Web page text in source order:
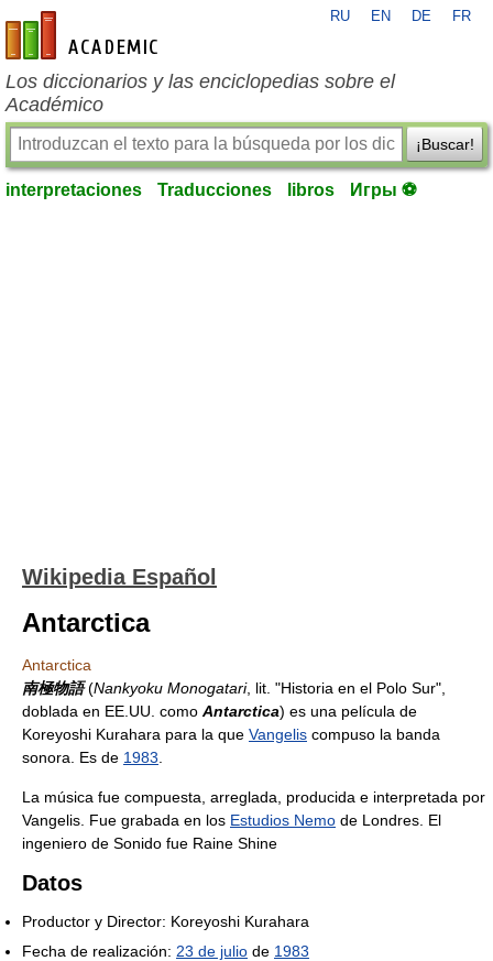
es-academic.com
RU EN DE FR
Los diccionarios y las enciclopedias sobre el
Académico
¡Buscar!
interpretaciones Traducciones libros Игры ⚽
Wikipedia Español
Antarctica
Antarctica
南極物語(Nankyoku Monogatari, lit. "Historia en el Polo Sur",
doblada en EE.UU. como Antarctica) es una película de
Koreyoshi Kurahara para la que Vangelis compuso la banda
sonora. Es de 1983
La música fue compuesta, arreglada, producida e interpretada por
Vangelis. Fue grabada en los Estudios Nemo de Londres. El
ingeniero de Sonido fue Raine Shine
Datos
Productor y Director: Koreyoshi Kurahara
Fecha de realización: 23 de julio de 1983